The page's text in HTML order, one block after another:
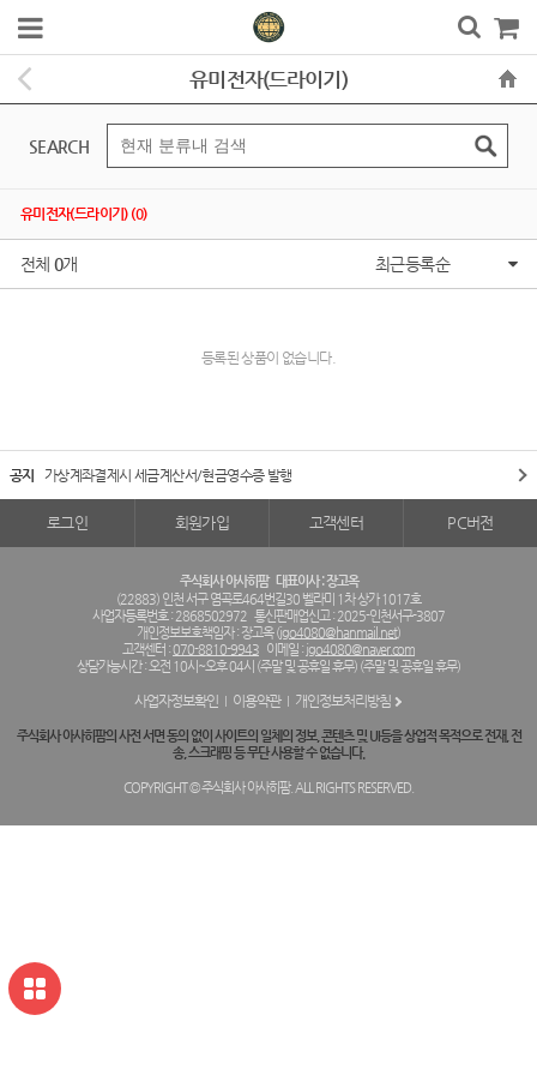
유미전자(드라이기)
SEARCH
유미전자(드라이기) (0)
전체 0개 최근등록순
등록된 상품이 없습니다.
공지 가상계좌결제시 세금계산서/현금영수증 발행
로그인 회원가입 고객센터 PC버전
주식회사 아사히팜 대표이사 : 장고옥
(22883) 인천 서구 염곡로464번길30 벨라미 1차 상가 1017호
사업자등록번호 : 2868502972 통신판매업신고 : 2025-인천서구-3807
개인정보보호책임자 : 장고옥 (jgo4080@hanmail.net)
고객센터 :070-8810-9943 이메일 : jgo4080@naver.com
상담가능시간 : 오전 10시~오후 04시 (주말 및 공휴일 휴무) (주말 및 공휴일 휴무)
사업자정보확인 이용약관 개인정보처리방침
주식회사 아사히팜의 사전 서면 동의 없이 사이트의 일체의 정보, 콘텐츠 및 UI등을 상업적 목적으로 전재, 전
송, 스크래핑 등 무단 사용할 수 없습니다.
COPYRIGHT © 주식회사 아사히팜. ALL RIGHTS RESERVED.